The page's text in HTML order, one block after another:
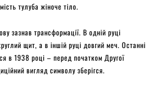
тулуба жіноче тіло.
зазнав трансформації. В одній руці
щит, а в іншій руці довгий меч. Останні
в 1938 році – перед початком Другої
вигляд символу зберігся.